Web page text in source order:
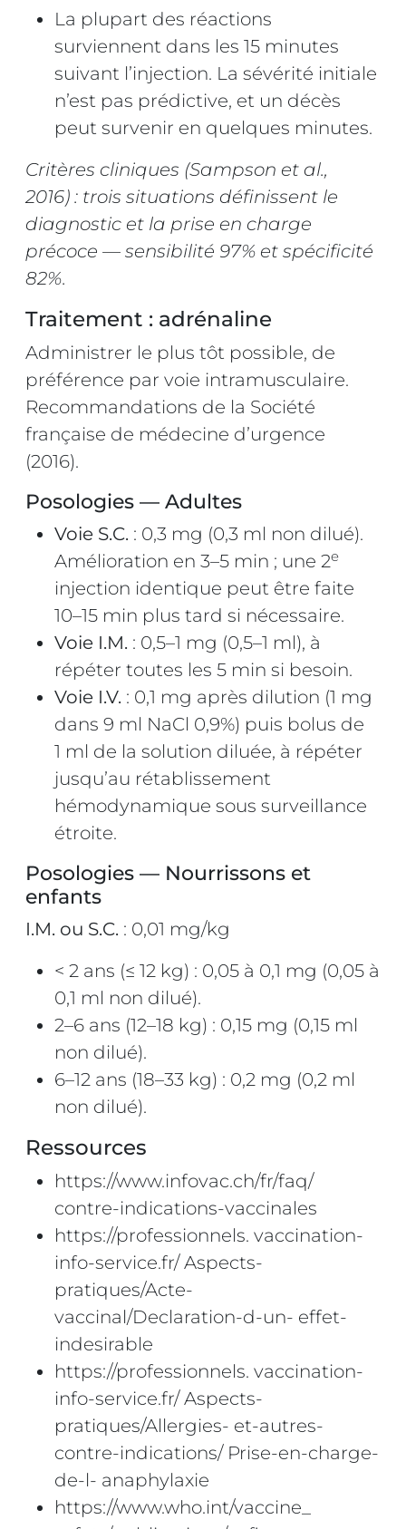
La plupart des réactions
surviennent dans les 15 minutes
suivant l’injection. La sévérité initiale
n’est pas prédictive, et un décès
peut survenir en quelques minutes.
Critères cliniques (Sampson et al.,
2016) : trois situations définissent le
diagnostic et la prise en charge
précoce — sensibilité 97% et spécificité
82%.
Traitement : adrénaline
Administrer le plus tôt possible, de
préférence par voie intramusculaire.
Recommandations de la Société
française de médecine d’urgence
(2016).
Posologies — Adultes
Voie S.C. : 0,3 mg (0,3 ml non dilué).
Amélioration en 3–5 min ; une 2e
injection identique peut être faite
10–15 min plus tard si nécessaire.
Voie I.M. : 0,5–1 mg (0,5–1 ml), à
répéter toutes les 5 min si besoin.
Voie I.V. : 0,1 mg après dilution (1 mg
dans 9 ml NaCl 0,9%) puis bolus de
1 ml de la solution diluée, à répéter
jusqu’au rétablissement
hémodynamique sous surveillance
étroite.
Posologies — Nourrissons et
enfants
I.M. ou S.C. : 0,01 mg/kg
< 2 ans (≤ 12 kg) : 0,05 à 0,1 mg (0,05 à
0,1 ml non dilué).
2–6 ans (12–18 kg) : 0,15 mg (0,15 ml
non dilué).
6–12 ans (18–33 kg) : 0,2 mg (0,2 ml
non dilué).
Ressources
https://www.infovac.ch/fr/faq/
contre-indications-vaccinales
https://professionnels. vaccination-
info-service.fr/ Aspects-
pratiques/Acte-
vaccinal/Declaration-d-un- effet-
indesirable
https://professionnels. vaccination-
info-service.fr/ Aspects-
pratiques/Allergies- et-autres-
contre-indications/ Prise-en-charge-
de-l- anaphylaxie
https://www.who.int/vaccine_